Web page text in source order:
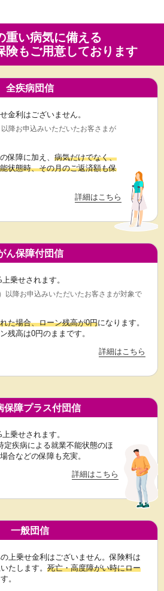
重い病気に備える
険もご用意しております
一般団信
上乗せ金利はございません。保険料は
たします。 死亡・高度障がい時にロー
。
ん保障付団信
乗せされます。
以降お申込みいただいたお客さまが対象で
た場合、ローン残高が0円になります。
残高は0円のままです。
詳細はこちら
全疾病団信
金利はございません。
降お申込みいただいたお客さまが
保障に加え、 病気だけでなく、
状態時、その月のご返済額も保
詳細はこちら
保障プラス付団信
乗せされます。
定疾病による就業不能状態のほ
合などの保障も充実。
詳細はこちら